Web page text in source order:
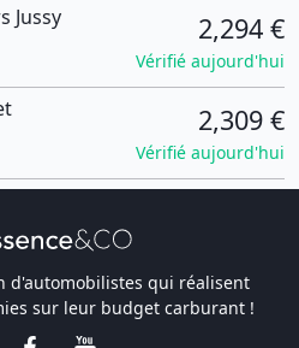
Jussy
2,294 €
Vérifié aujourd'hui
2,309 €
Vérifié aujourd'hui
d'automobilistes qui réalisent
sur leur budget carburant !